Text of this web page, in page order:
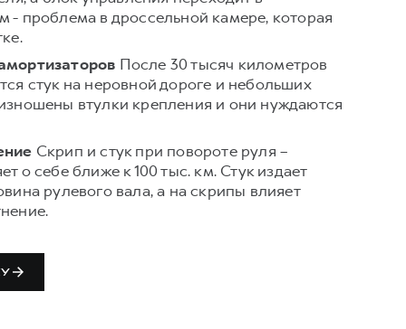
- проблема в дроссельной камере, которая
После 30 тысяч километров
стук на неровной дороге и небольших
втулки крепления и они нуждаются
Скрип и стук при повороте руля –
о себе ближе к 100 тыс. км. Стук издает
рулевого вала, а на скрипы влияет